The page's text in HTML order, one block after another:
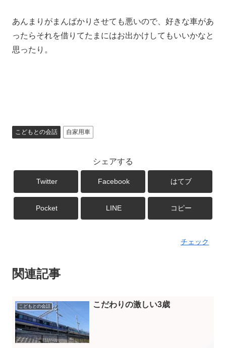
あんまりがまんばかりさせても悪いので、好きな車があ
ったらそれを借りてたまにはお出かけしてもいいかなと
思ったり。
こどもとの会話 自家用車
シェアする
Twitter Facebook はてブ
Pocket LINE コピー
チェック
関連記事
こどもとの会話 こだわりの激しい3歳